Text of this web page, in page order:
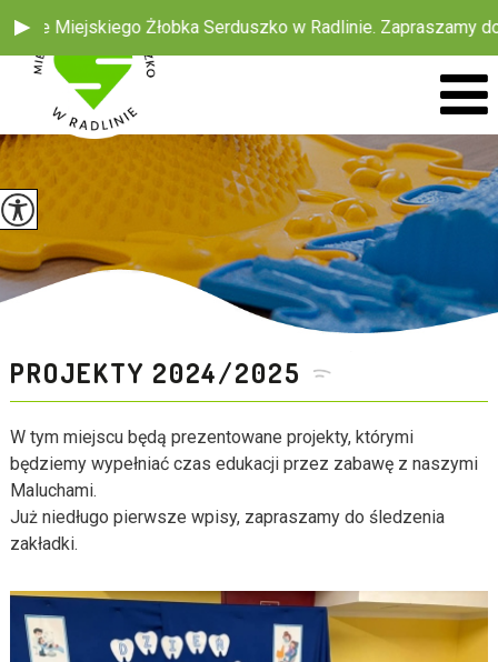
Żłobka Serduszko w Radlinie. Zapraszamy do
PROJEKTY 2024/2025
W tym miejscu będą prezentowane projekty, którymi
będziemy wypełniać czas edukacji przez zabawę z naszymi
Maluchami.
Już niedługo pierwsze wpisy, zapraszamy do śledzenia
zakładki.